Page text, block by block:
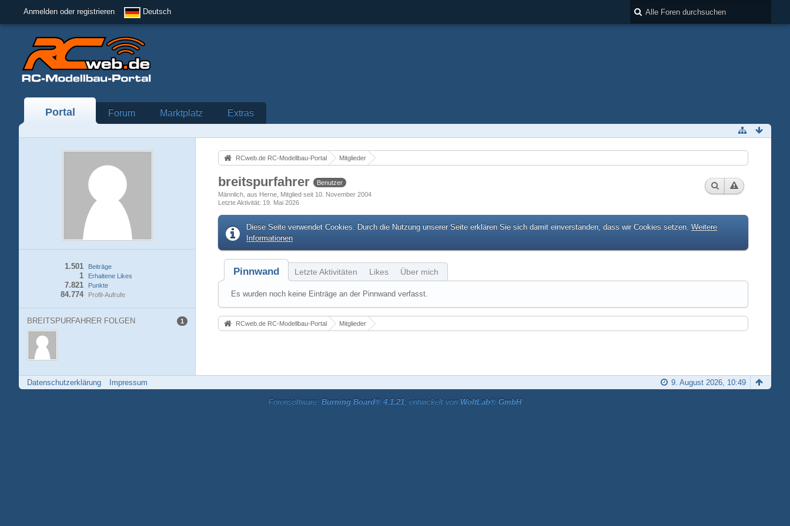
Anmelden oder registrieren Deutsch
Portal Forum Marktplatz Extras
Beiträge
1.501
Erhaltene Likes
1
Punkte
7.821
Profil-Aufrufe
84.774
BREITSPURFAHRER FOLGEN 1
RCweb.de RC-Modellbau-Portal Mitglieder
breitspurfahrer
Benutzer
Männlich aus Herne Mitglied seit 10. November 2004
Letzte Aktivität 19. Mai 2026
Diese Seite verwendet Cookies. Durch die Nutzung unserer Seite erklären Sie sich damit einverstanden, dass wir Cookies setzen. Weitere
Informationen
Pinnwand Letzte Aktivitäten Likes Über mich
Es wurden noch keine Einträge an der Pinnwand verfasst.
RCweb.de RC-Modellbau-Portal Mitglieder
Datenschutzerklärung Impressum 9. August 2026, 10:49
Forensoftware: Burning Board® 4.1.21, entwickelt von WoltLab® GmbH